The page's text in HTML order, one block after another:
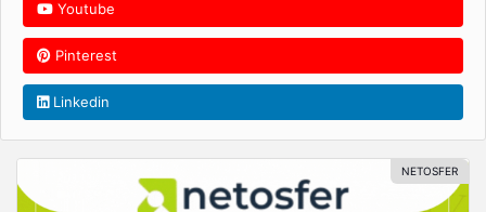
Youtube
Pinterest
Linkedin